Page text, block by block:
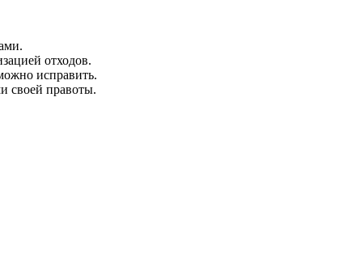
отходов.
исправить.
своей правоты.